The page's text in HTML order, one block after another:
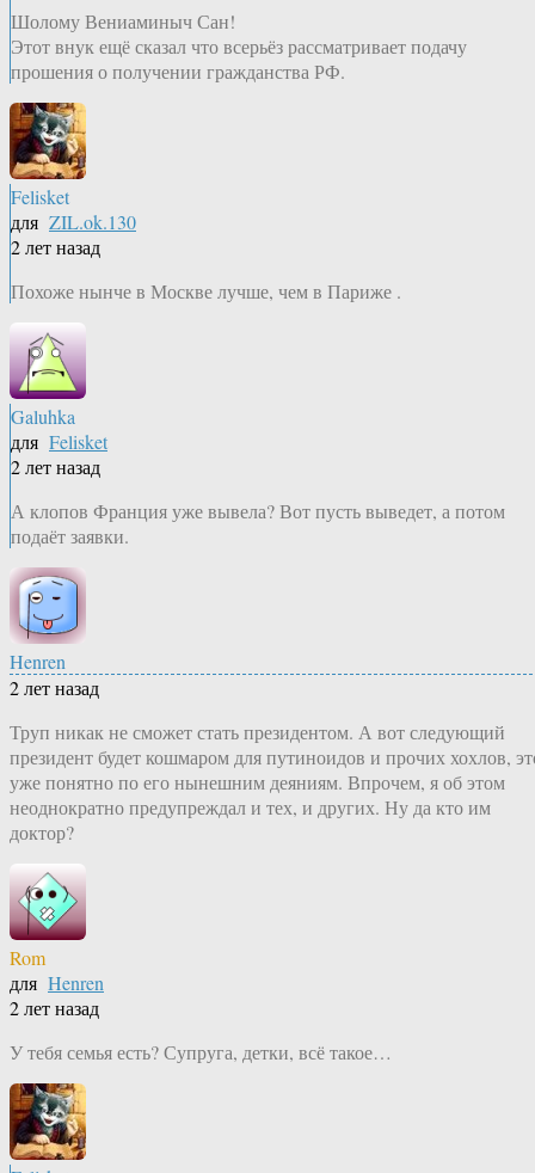
Шолому Вениаминыч Сан!
Этот внук ещё сказал что всерьёз рассматривает подачу
прошения о получении гражданства РФ.
Felisket
для ZIL.ok.130
2 лет назад
Похоже нынче в Москве лучше, чем в Париже .
Galuhka
для Felisket
2 лет назад
А клопов Франция уже вывела? Вот пусть выведет, а потом
подаёт заявки.
Henren
2 лет назад
Труп никак не сможет стать президентом. А вот следующий
президент будет кошмаром для путиноидов и прочих хохлов,
уже понятно по его нынешним деяниям. Впрочем, я об этом
неоднократно предупреждал и тех, и других. Ну да кто им
доктор?
Rom
для Henren
2 лет назад
У тебя семья есть? Супруга, детки, всё такое…